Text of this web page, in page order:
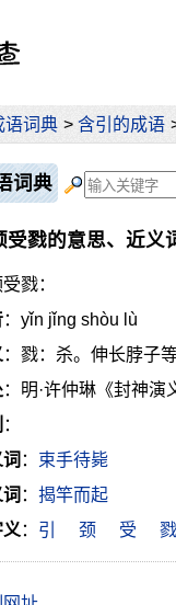
语词典 > 含引的成语
词典
受戮的意思、近义
戮：
：yǐn jǐng shòu lù
：戮：杀。伸长脖子
：明·许仲琳《封神演
：
： 束手待毙
： 揭竿而起
义： 引 颈 受 戮